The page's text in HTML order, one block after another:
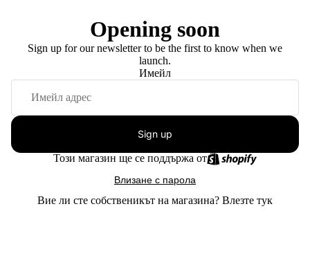
Opening soon
Sign up for our newsletter to be the first to know when we
launch.
Имейл
Sign up
Този магазин ще се поддържа от
Влизане с парола
Вие ли сте собственикът на магазина? Влезте тук